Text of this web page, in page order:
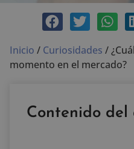
Inicio / Curiosidades /
momento en el mercado?
Contenido del